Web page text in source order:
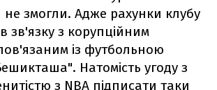
не змогли. Адже рахунки клубу
зв'язку з корупційним
із футбольною
Натомість угоду з
з NBA підписати таки